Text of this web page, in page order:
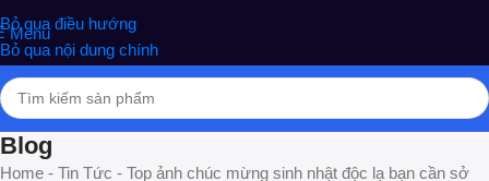
Bỏ qua điều hướng
Bỏ qua nội dung chính
nghiệm phân phối Quà tặng hottrend, gia dụng, đồ chơi, văn phòng
phẩm
Menu
Blog
Home - Tin Tức - Top ảnh chúc mừng sinh nhật độc lạ bạn cần sở